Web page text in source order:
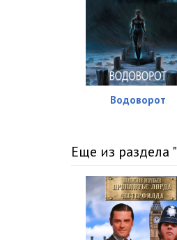
Водоворот
Еще из раздела "